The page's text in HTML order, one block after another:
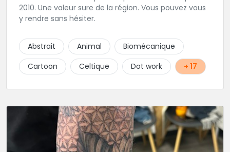
2010. Une valeur sure de la région. Vous pouvez vous
y rendre sans hésiter.
Abstrait Animal
Biomécanique
Cartoon
Celtique Dot work + 17